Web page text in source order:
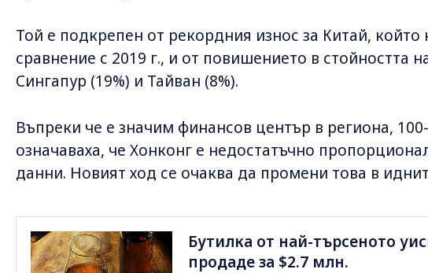
Той е подкрепен от рекордния износ за Китай, който
сравнение с 2019 г., и от повишението в стойността
Сингапур (19%) и Тайван (8%).
Въпреки че е значим финансов център в региона,
означаваха, че Хонконг е недостатъчно
данни. Новият ход се очаква да промени това в
Бутилка от най-търсеното
продаде за $2.7 млн.